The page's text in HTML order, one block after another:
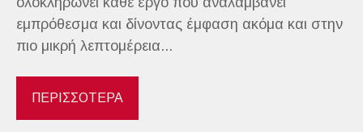
εμπρόθεσμα και δίνοντας έμφαση ακόμα και στην
πιο μικρή λεπτομέρεια...
ΠΕΡΙΣΣΟΤΕΡΑ